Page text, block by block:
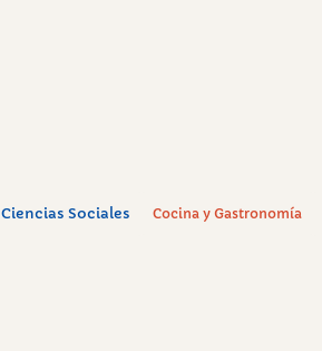
Ciencias Sociales Cocina y Gastronomía